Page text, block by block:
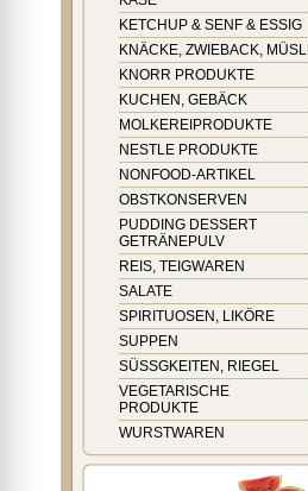
KETCHUP & SENF & ESSIG
KNÄCKE, ZWIEBACK, MÜSLI
KNORR PRODUKTE
KUCHEN, GEBÄCK
MOLKEREIPRODUKTE
NESTLE PRODUKTE
NONFOOD-ARTIKEL
OBSTKONSERVEN
PUDDING DESSERT
GETRÄNEPULV
REIS, TEIGWAREN
SALATE
SPIRITUOSEN, LIKÖRE
SUPPEN
SÜSSGKEITEN, RIEGEL
VEGETARISCHE
PRODUKTE
WURSTWAREN